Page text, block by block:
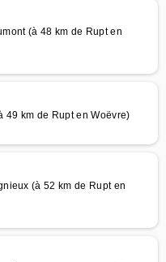
(à 48 km de Rupt en
49 km de Rupt en Woëvre)
(à 52 km de Rupt en